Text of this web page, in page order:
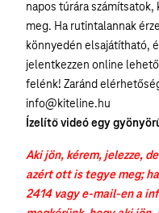
napos túrára
meg. Ha rutintalannak
könnyedén elsajátítható,
jelentkezzen online
felénk! Zaránd
info@kiteline.hu
Ízelítő videó egy
Aki jön, kérem, jelezze,
azért ott is tegye meg;
2414 vagy e-mail-en a